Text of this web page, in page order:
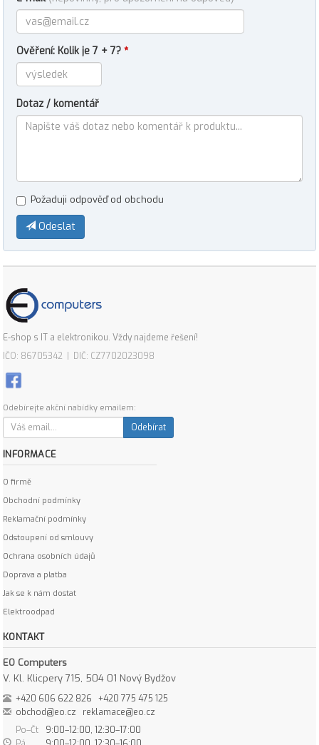
Ověření: Kolik je 7 + 7? *
Dotaz / komentář
Požaduji odpověď od obchodu
Odeslat
E-shop s IT a elektronikou. Vždy najdeme řešení!
IČO: 86705342 | DIČ: CZ7702023098
Odebírejte akční nabídky emailem:
Odebírat
INFORMACE
O firmě
Obchodní podmínky
Reklamační podmínky
Odstoupení od smlouvy
Ochrana osobních údajů
Doprava a platba
Jak se k nám dostat
Elektroodpad
KONTAKT
EO Computers
V. Kl. Klicpery 715, 504 01 Nový Bydžov
+420 606 622 826
+420 775 475 125
obchod@eo.cz
reklamace@eo.cz
Po–Čt
9:00–12:00, 12:30–17:00